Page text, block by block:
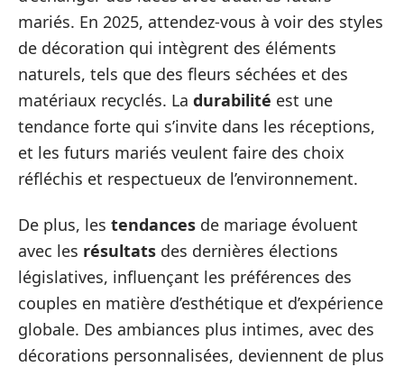
mariés. En 2025, attendez-vous à voir des styles
de décoration qui intègrent des éléments
naturels, tels que des fleurs séchées et des
matériaux recyclés. La durabilité est une
tendance forte qui s’invite dans les réceptions,
et les futurs mariés veulent faire des choix
réfléchis et respectueux de l’environnement.
De plus, les tendances de mariage évoluent
avec les résultats des dernières élections
législatives, influençant les préférences des
couples en matière d’esthétique et d’expérience
globale. Des ambiances plus intimes, avec des
décorations personnalisées, deviennent de plus